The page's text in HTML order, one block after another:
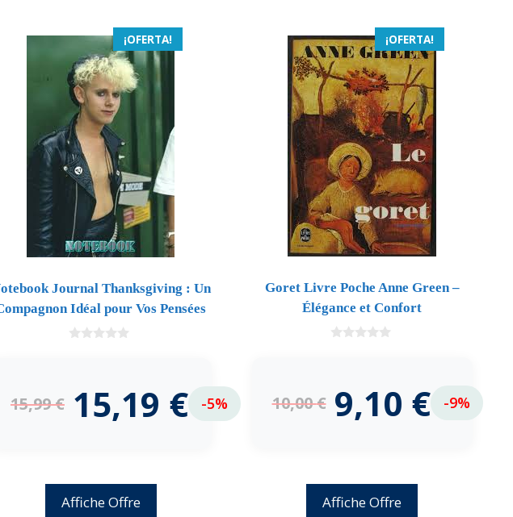
¡OFERTA!
Journal Thanksgiving : Un
Idéal pour Vos Pensées
15,99€ 15,19 € -5%
Affiche Offre
¡OFERTA!
Goret Livre Poche Anne Green –
Élégance et Confort
10,00€ 9,10 € -9%
Affiche Offre